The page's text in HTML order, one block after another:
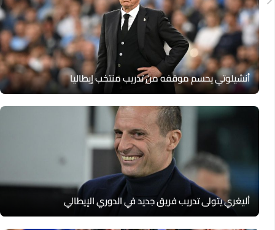
أنشيلوتي يحسم موقفه من تدريب منتخب إيطاليا
أليغري يتولى تدريب فريق جديد في الدوري الإيطالي